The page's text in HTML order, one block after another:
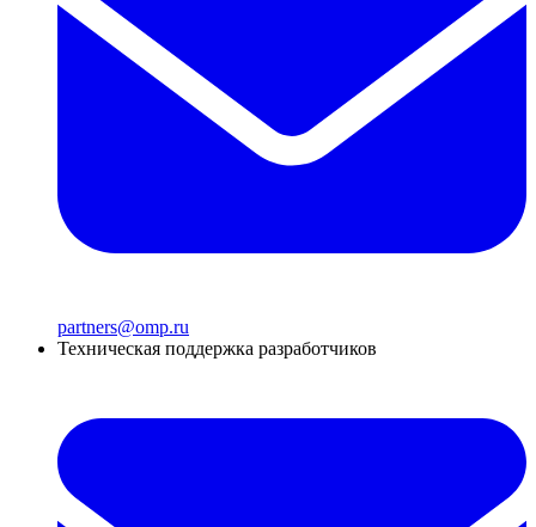
partners@omp.ru
Техническая поддержка разработчиков